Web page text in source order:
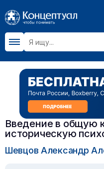
Введение в общую
историческую
Шевцов Александр